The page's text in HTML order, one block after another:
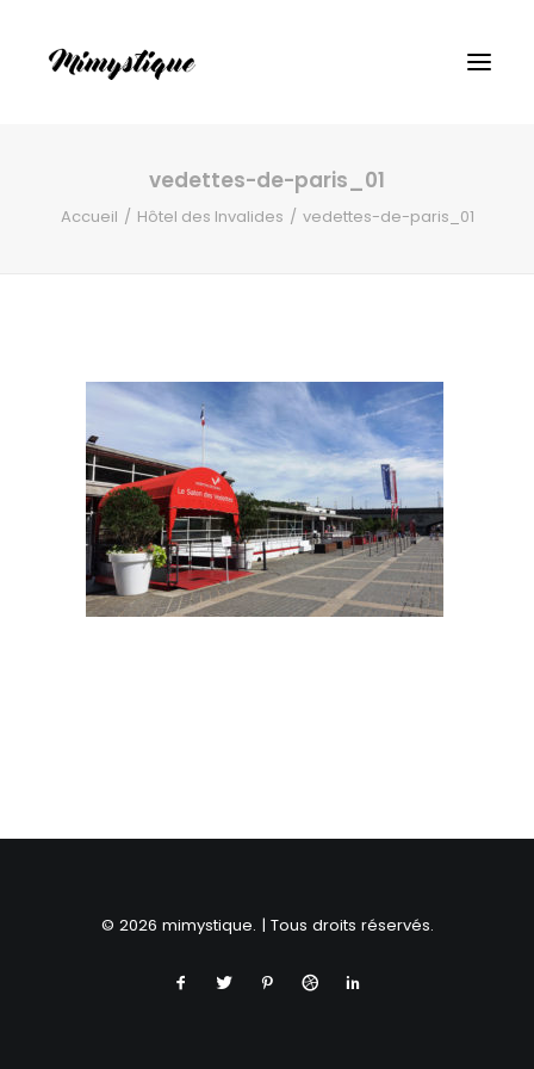
RECHERCHE
vedettes-de-paris_01
Accueil Hôtel des Invalides vedettes-de-paris_01
© 2026 mimystique. | Tous droits réservés.